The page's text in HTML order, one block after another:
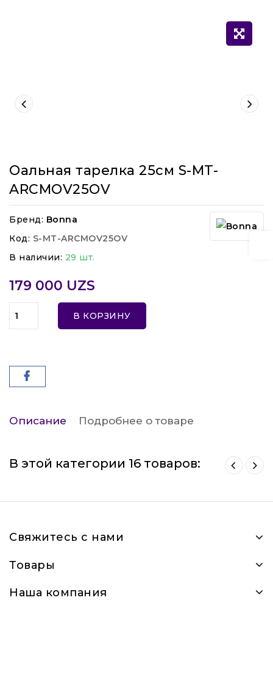
Оальная тарелка 25см S-MT-
ARCMOV25OV
Бренд: Bonna
Код: S-MT-ARCMOV25OV
В наличии: 29 шт.
179 000 UZS
В КОРЗИНУ
Описание Подробнее о товаре
В этой категории 16 товаров:
Свяжитесь с нами
Товары
Наша компания